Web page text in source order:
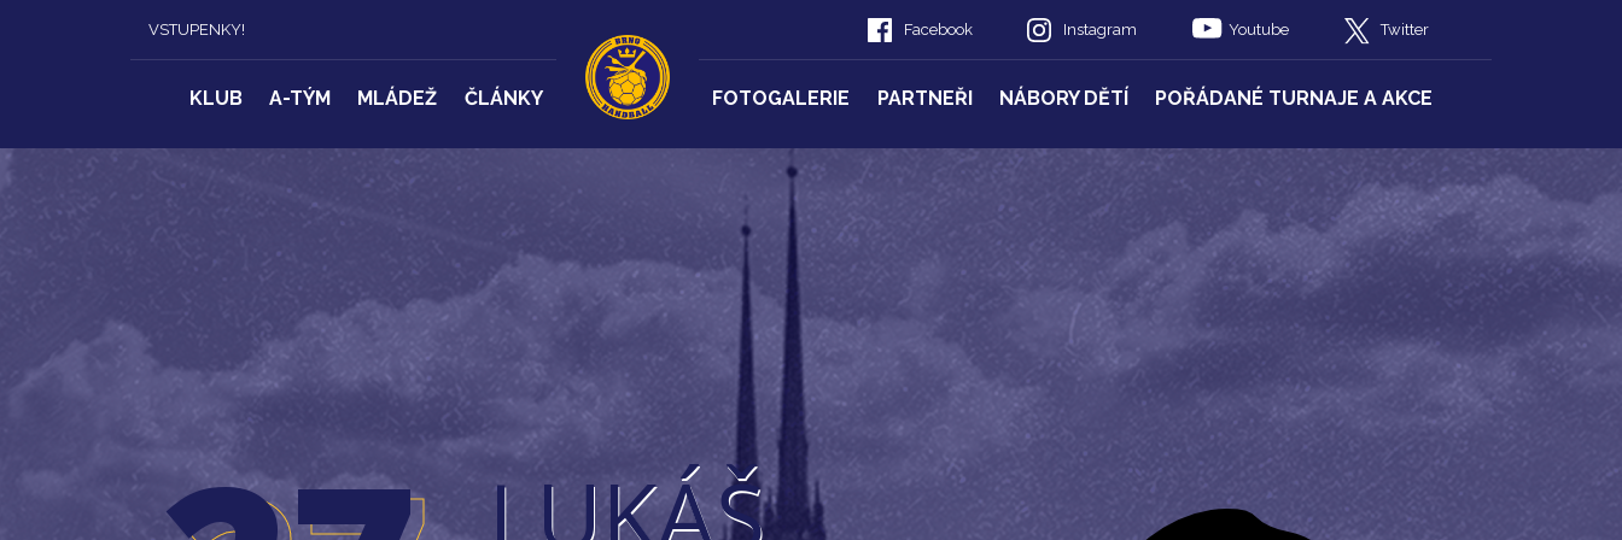
VSTUPENKY! Facebook Instagram Youtube Twitter
KLUB A-TÝM MLÁDEŽ ČLÁNKY FOTOGALERIE PARTNEŘI NÁBORY DĚTÍ POŘÁDANÉ TURNAJE A AKCE
LUKÁŠ